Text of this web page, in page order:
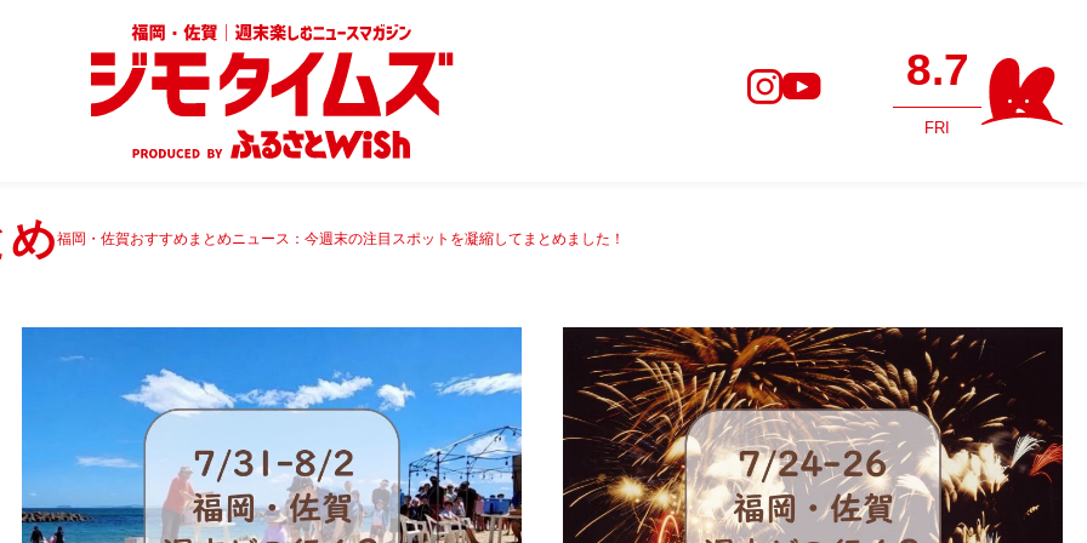
8.7
FRI
福岡・佐賀おすすめまとめニュース：今週末の注目スポットを凝縮してまとめました！